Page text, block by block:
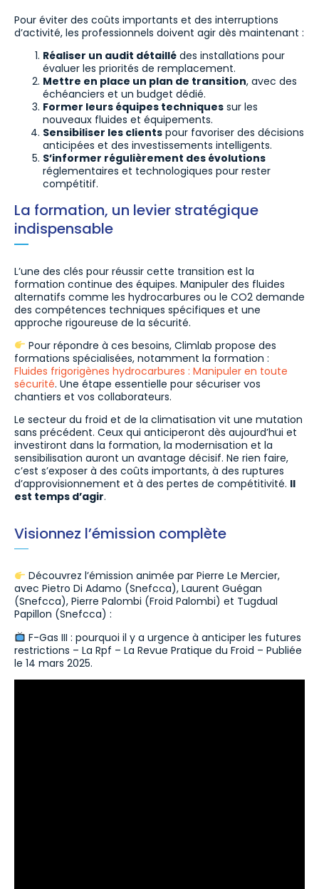
Pour éviter des coûts importants et des interruptions
d’activité, les professionnels doivent agir dès maintenant :
Réaliser un audit détaillé des installations pour
évaluer les priorités de remplacement.
Mettre en place un plan de transition, avec des
échéanciers et un budget dédié.
Former leurs équipes techniques sur les
nouveaux fluides et équipements.
Sensibiliser les clients pour favoriser des décisions
anticipées et des investissements intelligents.
S’informer régulièrement des évolutions
réglementaires et technologiques pour rester
compétitif.
La formation, un levier stratégique
indispensable
L’une des clés pour réussir cette transition est la
formation continue des équipes. Manipuler des fluides
alternatifs comme les hydrocarbures ou le CO2 demande
des compétences techniques spécifiques et une
approche rigoureuse de la sécurité.
Pour répondre à ces besoins, Climlab propose des
formations spécialisées, notamment la formation :
Fluides frigorigènes hydrocarbures : Manipuler en toute
sécurité. Une étape essentielle pour sécuriser vos
chantiers et vos collaborateurs.
Le secteur du froid et de la climatisation vit une mutation
sans précédent. Ceux qui anticiperont dès aujourd’hui et
investiront dans la formation, la modernisation et la
sensibilisation auront un avantage décisif. Ne rien faire,
c’est s’exposer à des coûts importants, à des ruptures
d’approvisionnement et à des pertes de compétitivité. Il
est temps d’agir.
Visionnez l’émission complète
Découvrez l’émission animée par Pierre Le Mercier,
avec Pietro Di Adamo (Snefcca), Laurent Guégan
(Snefcca), Pierre Palombi (Froid Palombi) et Tugdual
Papillon (Snefcca) :
F-Gas III : pourquoi il y a urgence à anticiper les futures
restrictions – La Rpf – La Revue Pratique du Froid – Publiée
le 14 mars 2025.